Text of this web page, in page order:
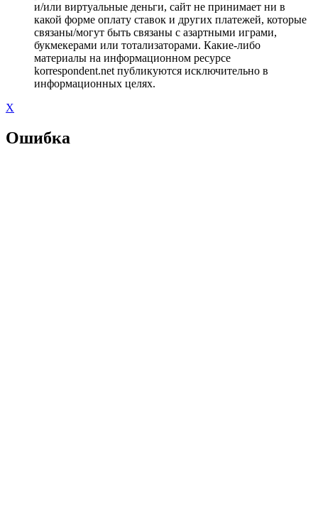
и/или виртуальные деньги, сайт не принимает ни в
какой форме оплату ставок и других платежей, которые
связаны/могут быть связаны с азартными играми,
букмекерами или тотализаторами. Какие-либо
материалы на информационном ресурсе
korrespondent.net публикуются исключительно в
информационных целях.
X
Ошибка